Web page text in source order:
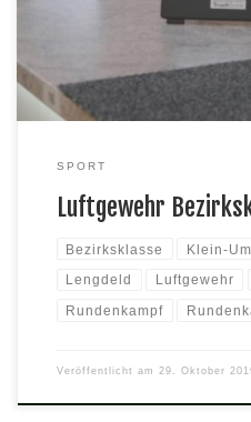
Stand gegen Lengfeld 1028 :
SPORT
Luftgewehr
Bezirksklasse Klein-
Lengdeld Luftgewehr
Rundenkampf
Veröffentlicht am 29. Oktober